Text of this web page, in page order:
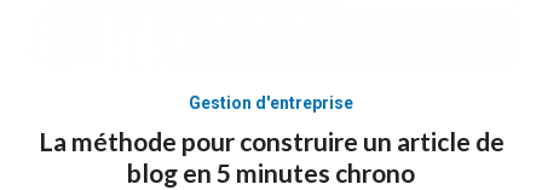
Gestion d'entreprise
La méthode pour construire un article de
blog en 5 minutes chrono